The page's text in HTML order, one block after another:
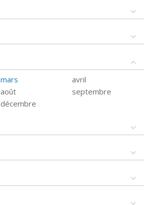
mars
avril
août
septembre
décembre